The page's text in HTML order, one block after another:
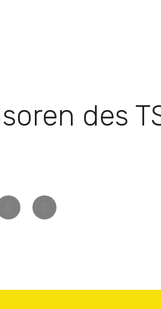
des
Zurück Weiter